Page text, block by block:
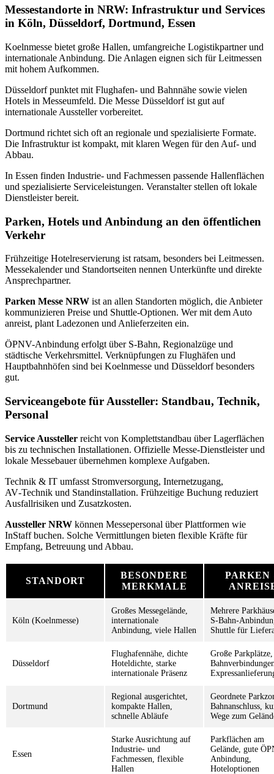
Messestandorte in NRW: Infrastruktur und Services
in Köln, Düsseldorf, Dortmund, Essen
Koelnmesse bietet große Hallen, umfangreiche Logistikpartner und
internationale Anbindung. Die Anlagen eignen sich für Leitmessen
mit hohem Aufkommen.
Düsseldorf punktet mit Flughafen- und Bahnnähe sowie vielen
Hotels in Messeumfeld. Die Messe Düsseldorf ist gut auf
internationale Aussteller vorbereitet.
Dortmund richtet sich oft an regionale und spezialisierte Formate.
Die Infrastruktur ist kompakt, mit klaren Wegen für den Auf- und
Abbau.
In Essen finden Industrie- und Fachmessen passende Hallenflächen
und spezialisierte Serviceleistungen. Veranstalter stellen oft lokale
Dienstleister bereit.
Parken, Hotels und Anbindung an den öffentlichen
Verkehr
Frühzeitige Hotelreservierung ist ratsam, besonders bei Leitmessen.
Messekalender und Standortseiten nennen Unterkünfte und direkte
Ansprechpartner.
Parken Messe NRW ist an allen Standorten möglich, die Anbieter
kommunizieren Preise und Shuttle-Optionen. Wer mit dem Auto
anreist, plant Ladezonen und Anlieferzeiten ein.
ÖPNV-Anbindung erfolgt über S‑Bahn, Regionalzüge und
städtische Verkehrsmittel. Verknüpfungen zu Flughäfen und
Hauptbahnhöfen sind bei Koelnmesse und Düsseldorf besonders
gut.
Serviceangebote für Aussteller: Standbau, Technik,
Personal
Service Aussteller reicht von Komplettstandbau über Lagerflächen
bis zu technischen Installationen. Offizielle Messe-Dienstleister und
lokale Messebauer übernehmen komplexe Aufgaben.
Technik & IT umfasst Stromversorgung, Internetzugang,
AV‑Technik und Standinstallation. Frühzeitige Buchung reduziert
Ausfallrisiken und Zusatzkosten.
Aussteller NRW können Messepersonal über Plattformen wie
InStaff buchen. Solche Vermittlungen bieten flexible Kräfte für
Empfang, Betreuung und Abbau.
STANDORT
BESONDERE
MERKMALE
PARKEN
Köln (Koelnmesse)
Großes Messegelände,
internationale
Anbindung, viele Hallen
Mehrere
S‑Bahn-
Shuttle für
Düsseldorf
Flughafennähe, dichte
Hoteldichte, starke
internationale Präsenz
Große
Dortmund
Regional ausgerichtet,
kompakte Hallen,
schnelle Abläufe
Geordnete
Bahnanschluss,
Wege zum
Essen
Starke Ausrichtung auf
Industrie- und
Fachmessen, flexible
Hallen
Parkflächen am
Gelände, gute
Anbindung,
Hoteloptionen